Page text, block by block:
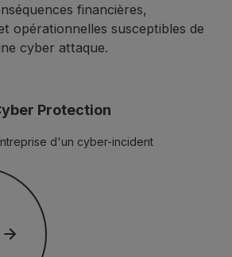
financières,
opérationnelles susceptibles de
cyber attaque.
Protection
d'un cyber-incident